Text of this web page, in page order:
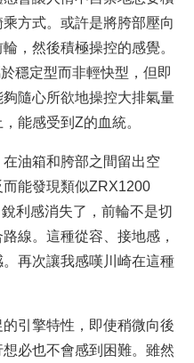
方式。或許是將胯部壓向
，然後積極操控的感覺。
穩定型而非輕快型，但即
隨心所欲地操控大排氣量
能感受到Z的血統。
油箱和胯部之間留出空
能發現類似ZRX1200
利感消失了，前輪不是切
線。這種從容、接地感，
再次讓我感嘆川崎在這種
引擎特性，即使稍微向後
必也不會感到困難。雖然